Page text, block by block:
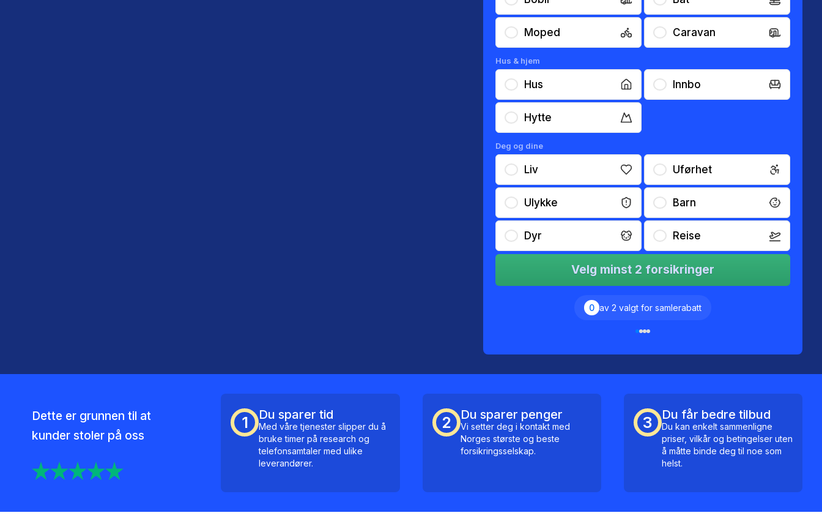
Moped Caravan
Hus & hjem
Hus Innbo
Hytte
Deg og dine
Liv Uførhet
Ulykke Barn
Dyr Reise
Velg minst 2 forsikringer
0 av 2 valgt for samlerabatt
Dette er grunnen til at
kunder stoler på oss
1 Du sparer tid
Med våre tjenester slipper du å
bruke timer på research og
telefonsamtaler med ulike
leverandører.
2 Du sparer penger
Vi setter deg i kontakt med
Norges største og beste
forsikringsselskap.
3 Du får bedre tilbud
Du kan enkelt sammenligne
priser, vilkår og betingelser uten
å måtte binde deg til noe som
helst.